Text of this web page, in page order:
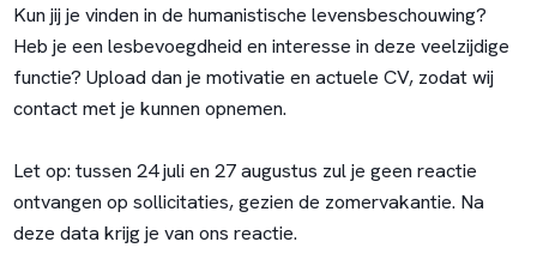
Kun jij je vinden in de humanistische levensbeschouwing?
Heb je een lesbevoegdheid en interesse in deze veelzijdige
functie? Upload dan je motivatie en actuele CV, zodat wij
contact met je kunnen opnemen.
Let op: tussen 24 juli en 27 augustus zul je geen reactie
ontvangen op sollicitaties, gezien de zomervakantie. Na
deze data krijg je van ons reactie.